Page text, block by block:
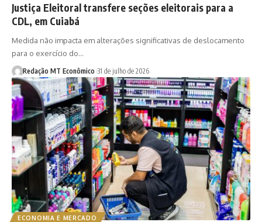
Justiça Eleitoral transfere seções eleitorais para a
CDL, em Cuiabá
Medida não impacta em alterações significativas de deslocamento
para o exercício do…
Redação MT Econômico 31 de julho de 2026
ECONOMIA E MERCADO